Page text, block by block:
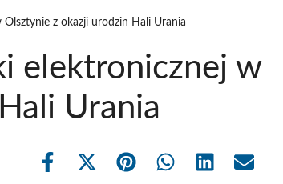
z okazji urodzin Hali Urania
elektronicznej w
Urania
Share
Share Share Share Share Share